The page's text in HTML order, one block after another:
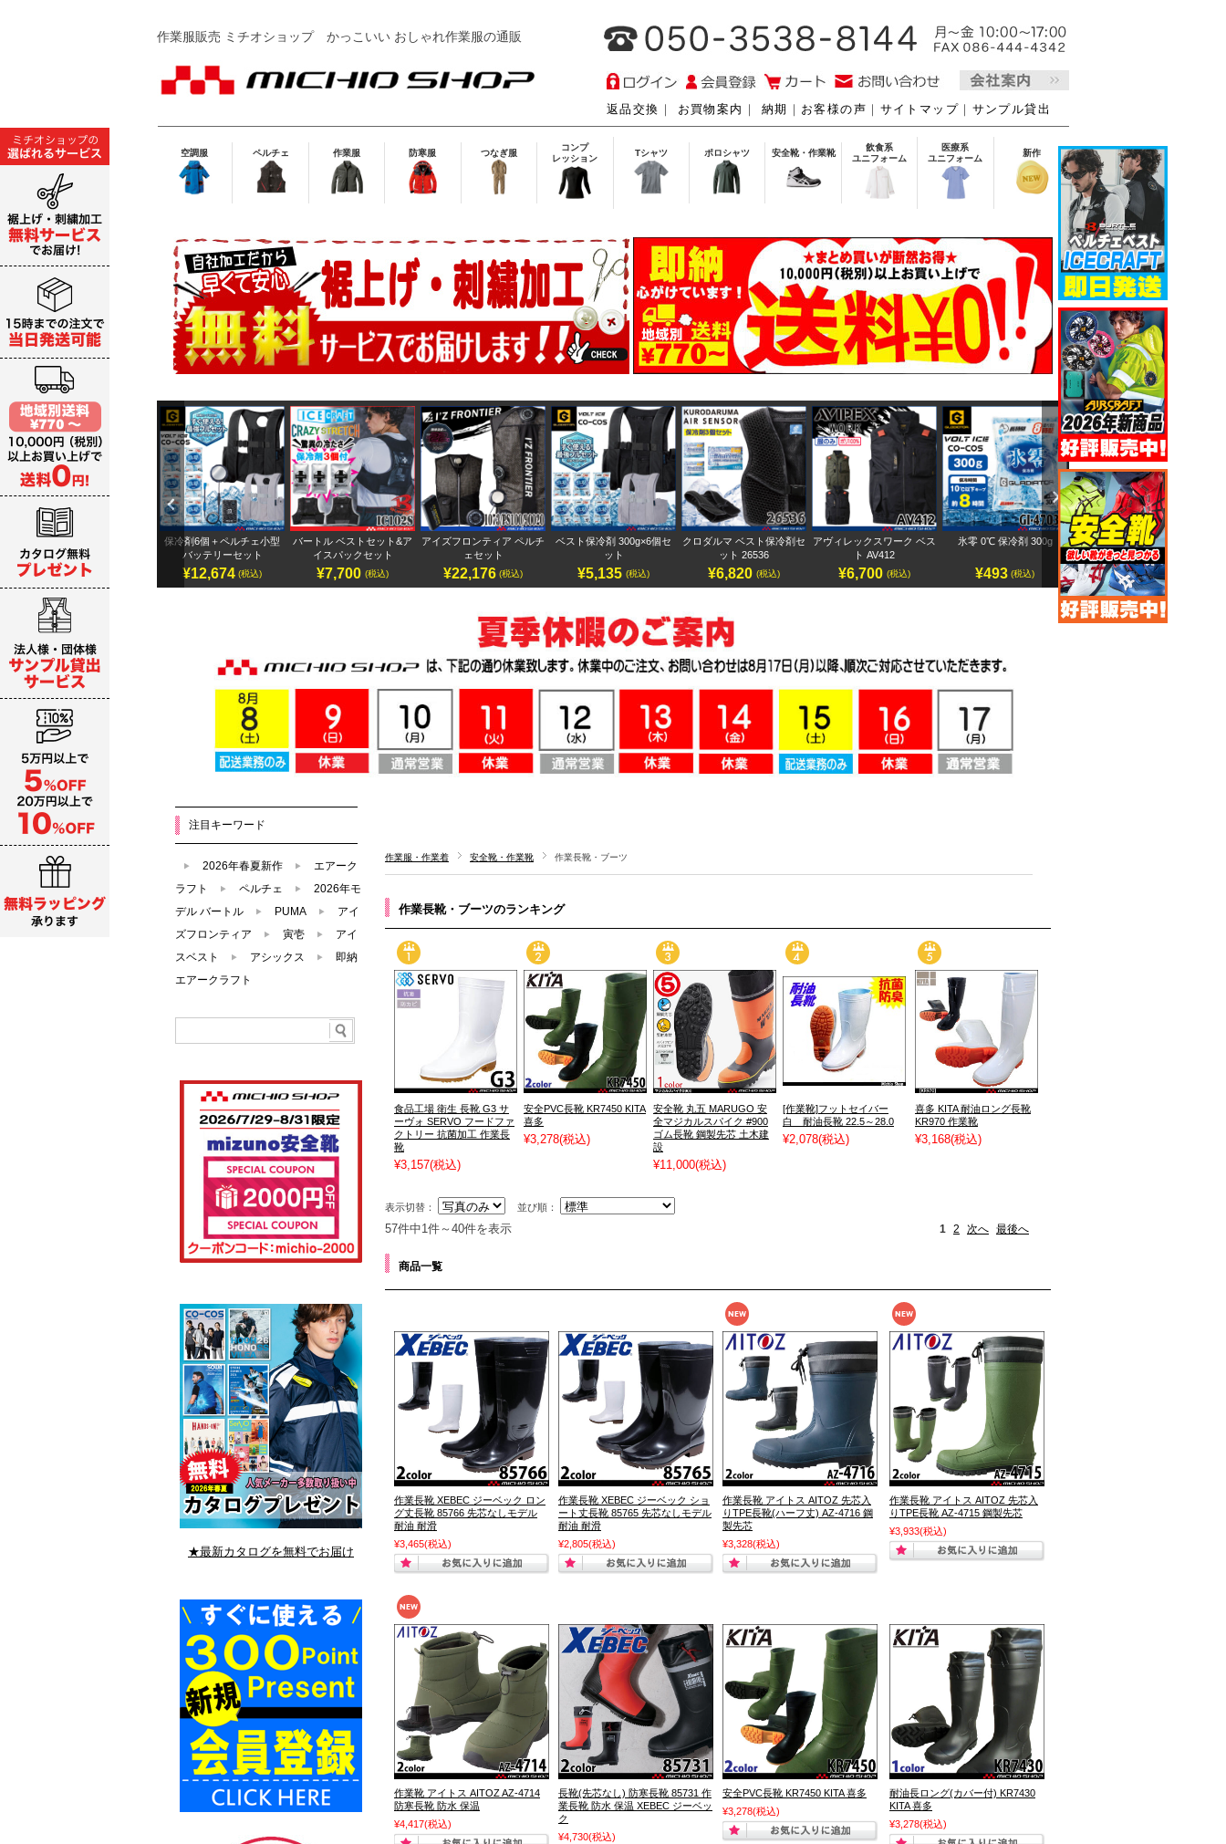
作業服販売 ミチオショップかっこいい おしゃれ作業服の通販
返品交換 ｜ お買物案内 ｜ 納期 ｜ お客様の声 ｜ サイトマップ ｜ サンプル貸出
空調服 ペルチェ 作業服 防寒服 つなぎ服
コンプ
レッション
Tシャツ ポロシャツ 安全靴・作業靴
飲食系
ユニフォーム
医療系
ユニフォーム
新作
Previ
ous
アイズフロンティア 32Vバ
ッテリーセット
¥19,987～
保冷剤6個＋ペルチェ小型
バッテリーセット
¥12,674 (税込)
バートル ベストセット&ア
イスパックセット
¥7,700 (税込)
アイズフロンティア ペルチ
ェセット
¥22,176 (税込)
ベスト保冷剤 300g×6個セ
ット
¥5,135 (税込)
クロダルマ ベスト保冷剤セ
ット 26536
¥6,820 (税込)
アヴィレックスワーク ベス
ト AV412
¥6,700 (税込)
氷零 0℃ 保冷剤 300g
¥493 (税込)
アヴィレックスワーク 半袖
ブルゾン AV413
¥7,500 (税込)
Next
作業服・作業着 安全靴・作業靴 作業長靴・ブーツ
作業長靴・ブーツのランキング
食品工場 衛生 長靴 G3 サ
ーヴォ SERVO フードファ
クトリー 抗菌加工 作業長
靴
¥3,157(税込)
安全PVC長靴 KR7450 KITA
喜多
¥3,278(税込)
安全靴 丸五 MARUGO 安
全マジカルスパイク #900
ゴム長靴 鋼製先芯 土木建
設
¥11,000(税込)
[作業靴]フットセイバー
白 耐油長靴 22.5～28.0
¥2,078(税込)
喜多 KITA 耐油ロング長靴
KR970 作業靴
¥3,168(税込)
表示切替： 並び順：
57件中1件～40件を表示 1 2 次へ 最後へ
商品一覧
作業長靴 XEBEC ジーベック ロン
グ丈長靴 85766 先芯なしモデル
耐油 耐滑
¥3,465(税込)
作業長靴 XEBEC ジーベック ショ
ート丈長靴 85765 先芯なしモデル
耐油 耐滑
¥2,805(税込)
作業長靴 アイトス AITOZ 先芯入
りTPE長靴(ハーフ丈) AZ-4716 鋼
製先芯
¥3,328(税込)
作業長靴 アイトス AITOZ 先芯入
りTPE長靴 AZ-4715 鋼製先芯
¥3,933(税込)
作業靴 アイトス AITOZ AZ-4714
防寒長靴 防水 保温
¥4,417(税込)
長靴(先芯なし) 防寒長靴 85731 作
業長靴 防水 保温 XEBEC ジーベッ
ク
¥4,730(税込)
安全PVC長靴 KR7450 KITA 喜多
¥3,278(税込)
耐油長ロング(カバー付) KR7430
KITA 喜多
¥3,278(税込)
注目キーワード
2026年春夏新作
エアーク
ラフト
ペルチェ
2026年モ
デル バートル
PUMA
アイ
ズフロンティア
寅壱
アイ
スベスト
アシックス
即納
エアークラフト
★最新カタログを無料でお届け